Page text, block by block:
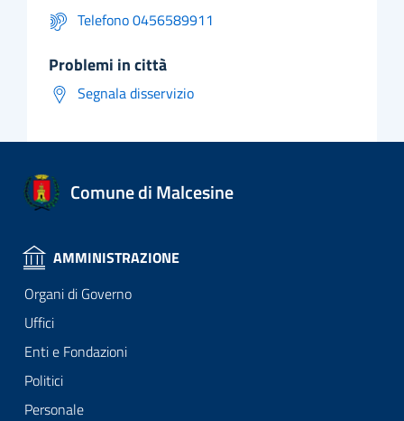
Telefono 0456589911
problemi in città
Segnala disservizio
Comune di Malcesine
AMMINISTRAZIONE
Organi di Governo
Uffici
Enti e Fondazioni
Politici
Personale